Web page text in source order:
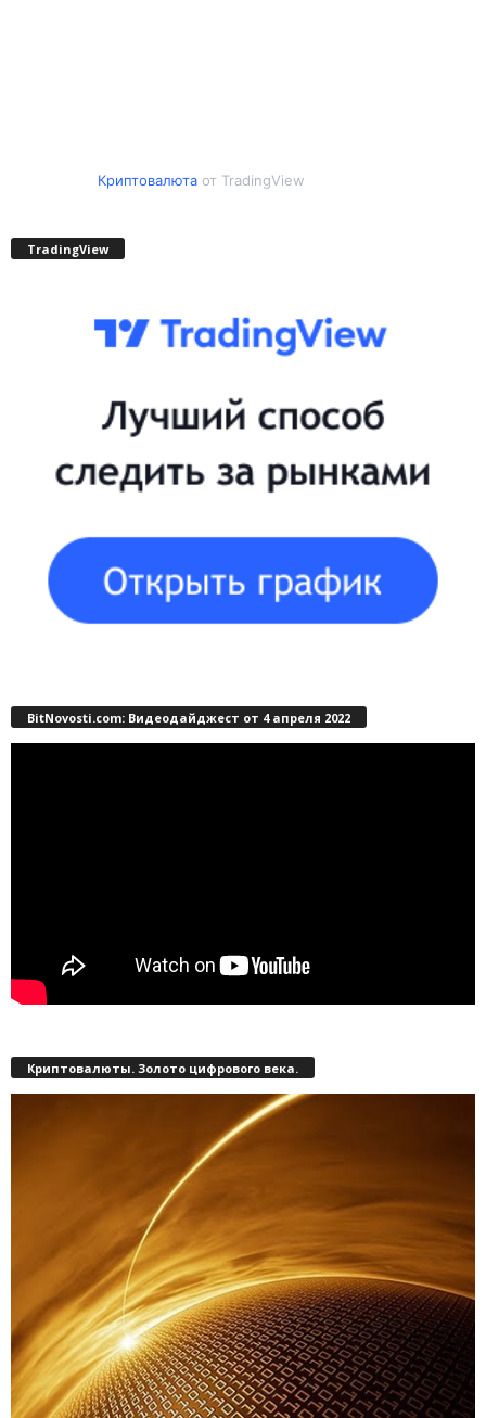
Криптовалютаот TradingView
TradingView
BitNovosti.com: Видеодайджест от 4 апреля 2022
Криптовалюты. Золото цифрового века.